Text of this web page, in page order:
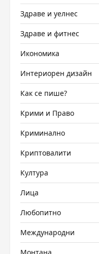
Здраве и уелнес
Здраве и фитнес
Икономика
Интериорен дизайн
Как се пише?
Крими и Право
Криминално
Криптовалити
Култура
Лица
Любопитно
Международни